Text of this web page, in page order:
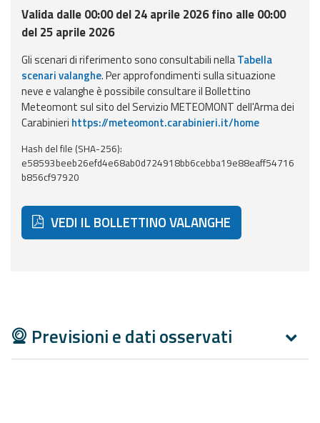
Previsioni meteo e
marine
Dati osservati
Radar meteo
Strumenti
Operativi
Informazioni
utili
Valida dalle 00:00 del 24 aprile 2026 fino alle 00:00
del 25 aprile 2026
Gli scenari di riferimento sono consultabili nellaTabella
scenari valanghe. Per approfondimenti sulla situazione
neve e valanghe è possibile consultare il Bollettino
Meteomont sul sito del Servizio METEOMONT dell'Arma dei
Carabinieri https://meteomont.carabinieri.it/home
Hash del file (SHA-256):
e58593beeb26efd4e68ab0d724918bb6cebba19e88eaff54716
b856cf97920
VEDI IL BOLLETTINO VALANGHE
Previsioni e dati osservati